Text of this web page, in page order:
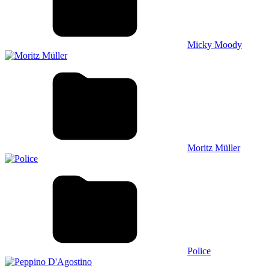
Micky Moody
Moritz Müller
Police